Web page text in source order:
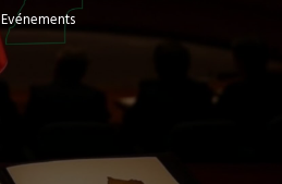
Evénements